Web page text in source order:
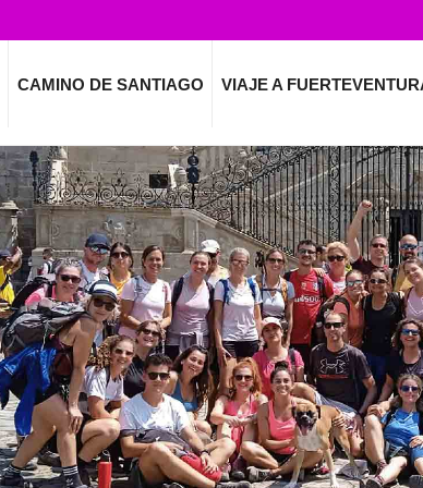
CAMINO DE SANTIAGO VIAJE A